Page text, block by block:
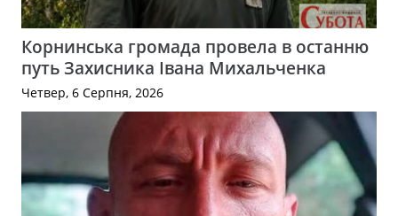
Корнинська громада провела в останню
путь Захисника Івана Михальченка
Четвер, 6 Серпня, 2026